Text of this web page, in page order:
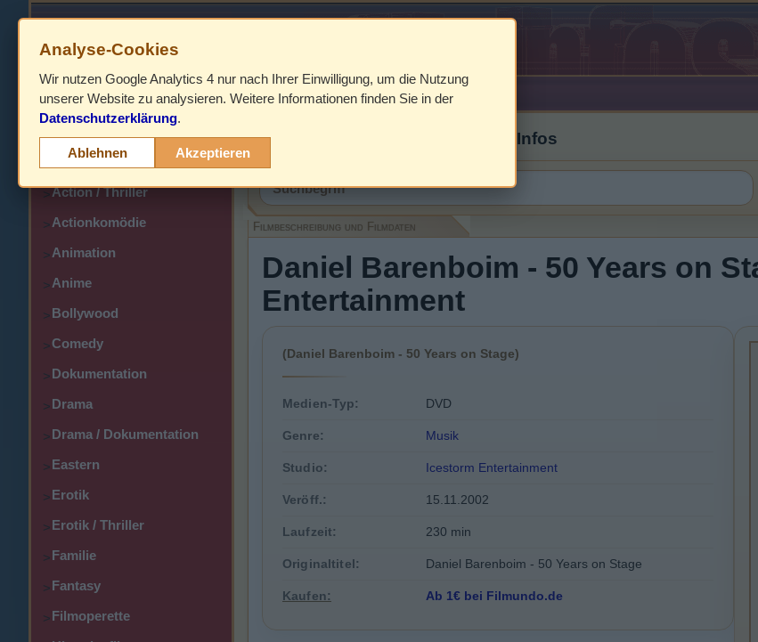
HOME
>
> Action
>Action / Thriller
>Actionkomödie
>Animation
>Anime
>Bollywood
>Comedy
>Dokumentation
>Drama
>Drama / Dokumentation
>Eastern
>Erotik
>Erotik / Thriller
>Familie
>Fantasy
>Filmoperette
Filmbeschreibung, Cover & DVD Infos
Filmbeschreibung und Filmdaten
Daniel Barenboim - 50 Years on
Entertainment
(Daniel Barenboim - 50 Years on Stage)
Medien-Typ: DVD
Genre: Musik
Studio: Icestorm Entertainment
Veröff.: 15.11.2002
Laufzeit: 230 min
Originaltitel: Daniel Barenboim - 50 Years on Stage
Kaufen: Ab 1€ bei Filmundo.de
Analyse-Cookies
Wir nutzen Google Analytics 4 nur nach Ihrer Einwilligung, um die Nutzung
unserer Website zu analysieren. Weitere Informationen finden Sie in der
Datenschutzerklärung.
Ablehnen Akzeptieren